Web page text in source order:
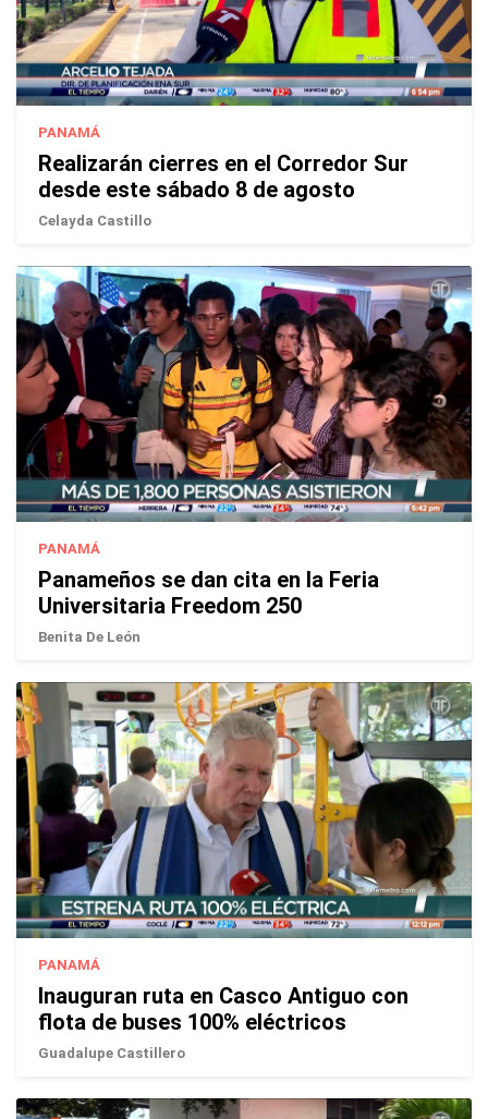
PANAMÁ
Realizarán cierres en el Corredor Sur
desde este sábado 8 de agosto
Celayda Castillo
PANAMÁ
Panameños se dan cita en la Feria
Universitaria Freedom 250
Benita De León
PANAMÁ
Inauguran ruta en Casco Antiguo con
flota de buses 100% eléctricos
Guadalupe Castillero